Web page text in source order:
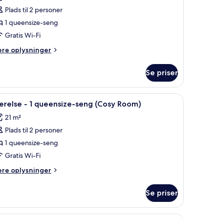
Plads til 2 personer
1 queensize-seng
Gratis Wi-Fi
oplysninger
Se priser
og et lille skrivebord med stol.Et hotelværelse med seng, natbord, spejl og
4 - 1 queensize-seng (Cosy Room)
21 m²
Plads til 2 personer
1 queensize-seng
Gratis Wi-Fi
oplysninger
Se priser